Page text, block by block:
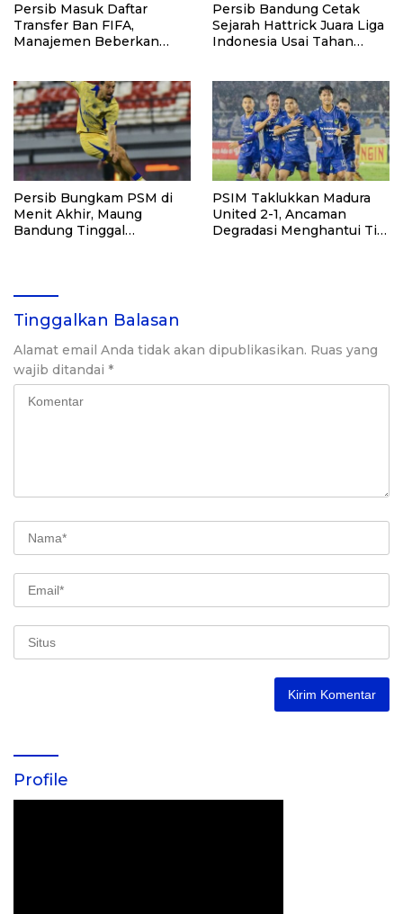
Persib Masuk Daftar
Transfer Ban FIFA,
Manajemen Beberkan
Persib Bandung Cetak
Sejarah Hattrick Juara Liga
Indonesia Usai Tahan
Persib Bungkam PSM di
Menit Akhir, Maung
Bandung Tinggal
PSIM Taklukkan Madura
United 2-1, Ancaman
Degradasi Menghantui Tim
Tinggalkan Balasan
Alamat email Anda tidak akan dipublikasikan. Ruas yang
wajib ditandai *
Profile